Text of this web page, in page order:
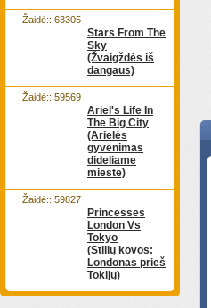
Stars From The
Sky
(Žvaigždės iš
dangaus)
Žaidė:: 63305
Ariel's Life In
The Big City
(Arielės
gyvenimas
dideliame
mieste)
Žaidė:: 59569
Princesses
London Vs
Tokyo
(Stilių kovos:
Londonas prieš
Tokijų)
Žaidė:: 59827